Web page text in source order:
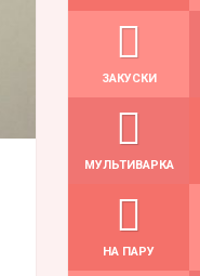
ЗАКУСКИ
МУЛЬТИВАРКА
НА ПАРУ